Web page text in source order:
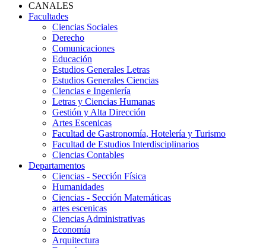
CANALES
Facultades
Ciencias Sociales
Derecho
Comunicaciones
Educación
Estudios Generales Letras
Estudios Generales Ciencias
Ciencias e Ingeniería
Letras y Ciencias Humanas
Gestión y Alta Dirección
Artes Escenicas
Facultad de Gastronomía, Hotelería y Turismo
Facultad de Estudios Interdisciplinarios
Ciencias Contables
Departamentos
Ciencias - Sección Física
Humanidades
Ciencias - Sección Matemáticas
artes escenicas
Ciencias Administrativas
Economía
Arquitectura